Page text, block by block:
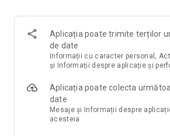
- Căutarea ușoară pe hartă. Dacă nu ești
proiectului, este ușor de verificat - oferim
hartă, pentru a înțelege mai bine locația
- Favorite. Salvează rezultatele căutării
încât să nu ratezi apartamentele
Korter.ro – o alegere convenabilă
rezidențiale din România, Republica
Aşteptaţi în viitorul apropiat o mulțime
noutăți pe Korter.ro.
Aplicația poate trimite terților
de date
Informații cu caracter personal,
și Informații despre aplicație și
Aplicația poate colecta
date
Mesaje și Informații despre
acesteia